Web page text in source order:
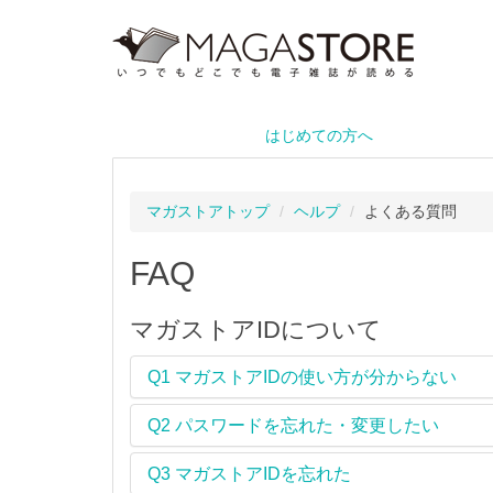
はじめての方へ
マガストアトップ ヘルプ よくある質問
FAQ
マガストアIDについて
Q1 マガストアIDの使い方が分からない
Q2 パスワードを忘れた・変更したい
Q3 マガストアIDを忘れた